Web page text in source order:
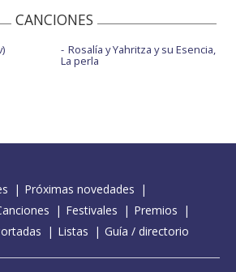
CANCIONES
Rosalía y Yahritza y su Esencia,
La perla
Próximas novedades
Festivales
Premios
Listas Guía / directorio